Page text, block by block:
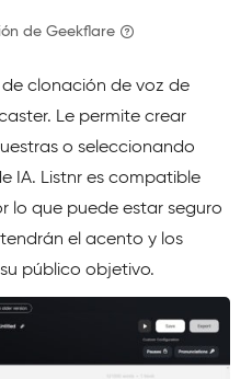
de Geekflare
clonación de voz de
Le permite crear
o seleccionando
IA. Listnr es compatible
lo que puede estar seguro
el acento y los
público objetivo.